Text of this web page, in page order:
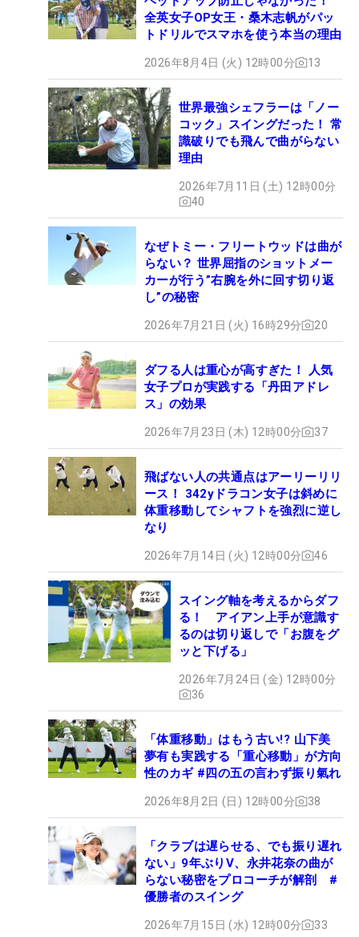
全英女子OP女王・桑木志帆がパッ
トドリルでスマホを使う本当の理由
2026年8月4日 (火) 12時00分 13
世界最強シェフラーは「ノー
コック」スイングだった！ 常
識破りでも飛んで曲がらない
理由
2026年7月11日 (土) 12時00分
40
なぜトミー・フリートウッドは曲が
らない？ 世界屈指のショットメー
カーが行う”右腕を外に回す切り返
し”の秘密
2026年7月21日 (火) 16時29分 20
ダフる人は重心が高すぎた！ 人気
女子プロが実践する「丹田アドレ
ス」の効果
2026年7月23日 (木) 12時00分 37
飛ばない人の共通点はアーリーリリ
ース！ 342yドラコン女子は斜めに
体重移動してシャフトを強烈に逆し
なり
2026年7月14日 (火) 12時00分 46
スイング軸を考えるからダフ
る！ アイアン上手が意識す
るのは切り返しで「お腹をグ
ッと下げる」
2026年7月24日 (金) 12時00分
36
「体重移動」はもう古い!? 山下美
夢有も実践する「重心移動」が方向
性のカギ #四の五の言わず振り氣れ
2026年8月2日 (日) 12時00分 38
「クラブは遅らせる、でも振り遅れ
ない」9年ぶりV、永井花奈の曲が
らない秘密をプロコーチが解剖 #
優勝者のスイング
2026年7月15日 (水) 12時00分 33